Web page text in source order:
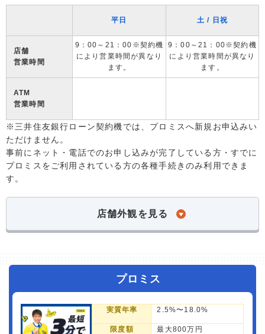
平日 土 / 日祝
店舗
営業時間
9：00～21：00※契約機
により営業時間が異なり
ます。
9：00～21：00※契約機
により営業時間が異なり
ます。
ATM
営業時間
※三井住友銀行ローン契約機では、プロミスへ新規お申込みい
ただけません。
事前にネット・電話でのお申し込みが完了している方・すでに
プロミスをご利用されている方の各種手続きのみ利用できま
す。
店舗外観を見る
プロミス
実質年率 2.5%〜18.0%
限度額 最大800万円